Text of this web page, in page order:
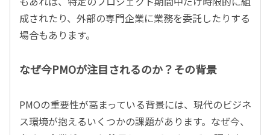
成されたり、外部の専門企業に業務を委託したりする
場合もあります。
なぜ今PMOが注目されるのか？その背景
PMOの重要性が高まっている背景には、現代のビジネ
ス環境が抱えるいくつかの課題があります。なぜ今、